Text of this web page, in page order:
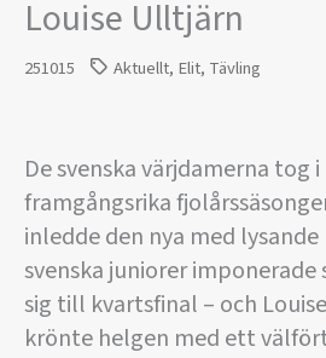
Louise Ulltjärn
251015 Aktuellt, Elit, Tävling
De svenska värjdamerna tog
framgångsrika
inledde den nya med
svenska juniorer
sig till kvartsfinal – och
krönte helgen med ett